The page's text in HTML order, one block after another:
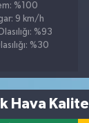
%100
9 km/h
%93
%30
Hava